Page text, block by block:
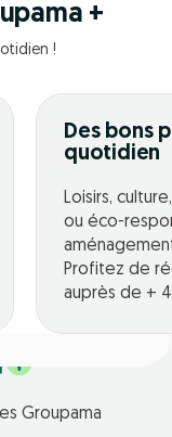
+
!
Des bons
quotidien
Loisirs,
ou éco-
Profitez de
auprès de +
Groupama